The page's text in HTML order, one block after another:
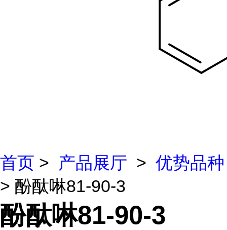
首页 > 产品展厅 > 优势品种
> 酚酞啉81-90-3
酚酞啉81-90-3